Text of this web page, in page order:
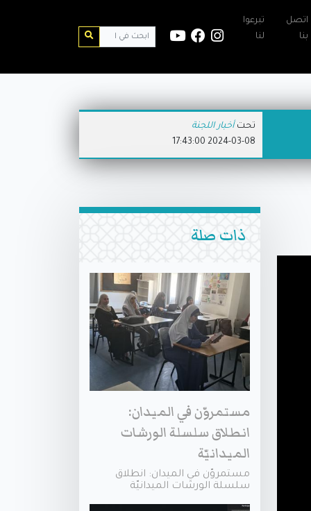
اتصل
بنا
تبرعوا
لنا
تحت أخبار اللجنة
2024-03-08 17:43:00
ذات صلة
مستمروّن في الميدان:
انطلاق سلسلة الورشات
الميدانيّة
مستمروّن في الميدان: انطلاق
سلسلة الورشات الميدانيّة